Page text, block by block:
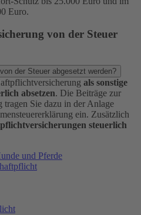
Euro.
von der Steuer
der Steuer abgesetzt werden?
als sonstige
absetzen. Die Beiträge zur
Sie dazu in der Anlage
ein. Zusätzlich
steuerlich
und Pferde